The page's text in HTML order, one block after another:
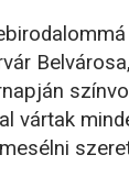
vártak